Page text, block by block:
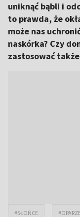
uniknąć bąbli i
to prawda, że
może nas
naskórka? Czy
zastosować
#SŁOŃCE